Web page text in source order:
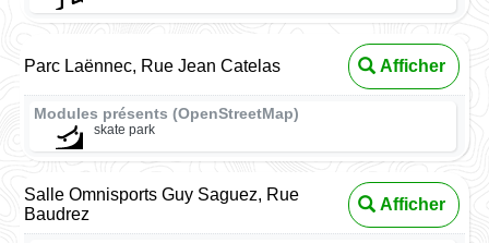
Parc Laënnec, Rue Jean Catelas Afficher
Modules présents (OpenStreetMap)
skate park
Salle Omnisports Guy Saguez, Rue
Baudrez
Afficher